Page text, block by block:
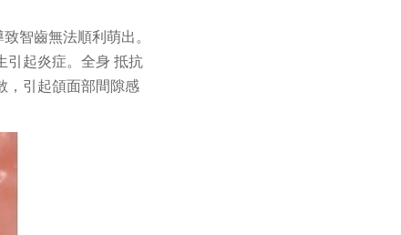
智齒無法順利萌出。
引起炎症。全身 抵抗
，引起頜面部間隙感